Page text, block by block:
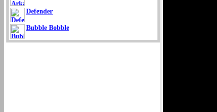
Defender
Bubble Bobble